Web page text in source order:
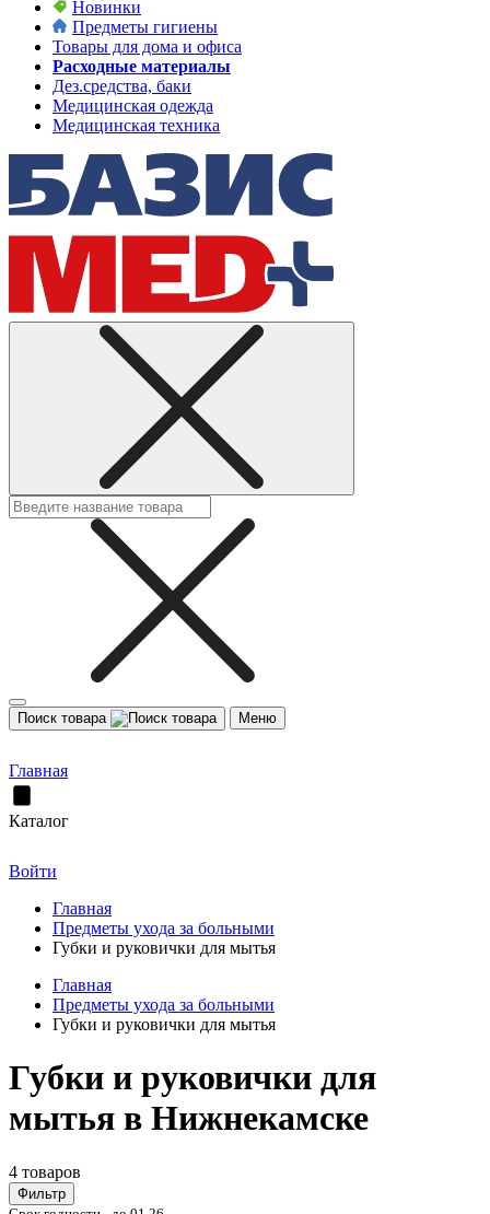
Новинки
Предметы гигиены
Товары для дома и офиса
Расходные материалы
Дез.средства, баки
Медицинская одежда
Медицинская техника
Поиск товара Меню
Главная
Каталог
Войти
Главная
Предметы ухода за больными
Губки и руковички для мытья
Главная
Предметы ухода за больными
Губки и руковички для мытья
Губки и руковички для
мытья в Нижнекамске
4 товаров
Фильтр